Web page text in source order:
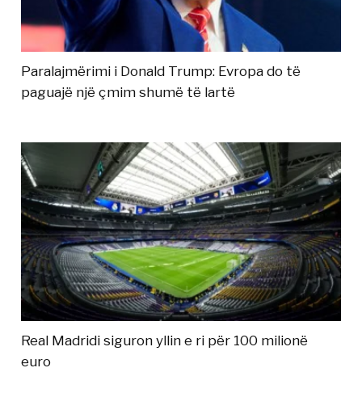
Paralajmërimi i Donald Trump: Evropa do të
paguajë një çmim shumë të lartë
Real Madridi siguron yllin e ri për 100 milionë
euro